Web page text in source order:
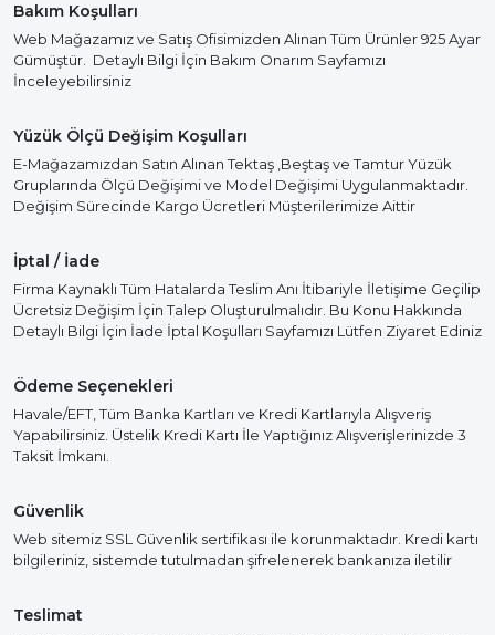
Bakım Koşulları
Web Mağazamız ve Satış Ofisimizden Alınan Tüm Ürünler 925 Ayar
Gümüştür. Detaylı Bilgi İçin Bakım Onarım Sayfamızı
İnceleyebilirsiniz
Yüzük Ölçü Değişim Koşulları
E-Mağazamızdan Satın Alınan Tektaş ,Beştaş ve Tamtur Yüzük
Gruplarında Ölçü Değişimi ve Model Değişimi Uygulanmaktadır.
Değişim Sürecinde Kargo Ücretleri Müşterilerimize Aittir
İptal / İade
Firma Kaynaklı Tüm Hatalarda Teslim Anı İtibariyle İletişime Geçilip
Ücretsiz Değişim İçin Talep Oluşturulmalıdır. Bu Konu Hakkında
Detaylı Bilgi İçin İade İptal Koşulları Sayfamızı Lütfen Ziyaret Ediniz
Ödeme Seçenekleri
Havale/EFT, Tüm Banka Kartları ve Kredi Kartlarıyla Alışveriş
Yapabilirsiniz. Üstelik Kredi Kartı İle Yaptığınız Alışverişlerinizde 3
Taksit İmkanı.
Güvenlik
Web sitemiz SSL Güvenlik sertifikası ile korunmaktadır. Kredi kartı
bilgileriniz, sistemde tutulmadan şifrelenerek bankanıza iletilir
Teslimat